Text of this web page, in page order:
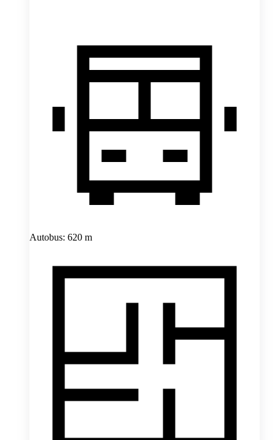
Autobus: 620 m